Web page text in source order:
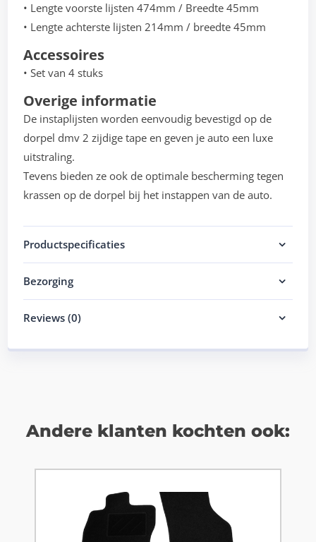
• Lengte voorste lijsten 474mm / Breedte 45mm
• Lengte achterste lijsten 214mm / breedte 45mm
Accessoires
• Set van 4 stuks
Overige informatie
De instaplijsten worden eenvoudig bevestigd op de
dorpel dmv 2 zijdige tape en geven je auto een luxe
uitstraling.
Tevens bieden ze ook de optimale bescherming tegen
krassen op de dorpel bij het instappen van de auto.
Productspecificaties
Bezorging
Reviews (0)
Andere klanten kochten ook: